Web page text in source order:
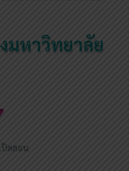
หาวิทยาลัย
ปิดสอน